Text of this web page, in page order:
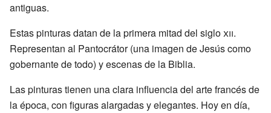
antiguas.
Estas pinturas datan de la primera mitad del sigloxii.
Representan al Pantocrátor (una imagen de Jesús como
gobernante de todo) y escenas de la Biblia.
Las pinturas tienen una clara influencia del arte francés de
la época, con figuras alargadas y elegantes. Hoy en día,